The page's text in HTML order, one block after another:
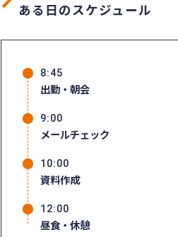
ある日のスケジュール
8:45
出勤・朝会
9:00
メールチェック
10:00
資料作成
12:00
昼食・休憩